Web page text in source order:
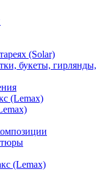
(Solar)
букеты, гирлянды,
(Lemax)
(Lemax)